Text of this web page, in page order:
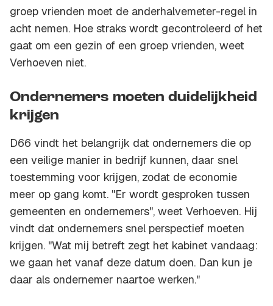
groep vrienden moet de anderhalvemeter-regel in
acht nemen. Hoe straks wordt gecontroleerd of het
gaat om een gezin of een groep vrienden, weet
Verhoeven niet.
Ondernemers moeten duidelijkheid
krijgen
D66 vindt het belangrijk dat ondernemers die op
een veilige manier in bedrijf kunnen, daar snel
toestemming voor krijgen, zodat de economie
meer op gang komt. "Er wordt gesproken tussen
gemeenten en ondernemers", weet Verhoeven. Hij
vindt dat ondernemers snel perspectief moeten
krijgen. "Wat mij betreft zegt het kabinet vandaag:
we gaan het vanaf deze datum doen. Dan kun je
daar als ondernemer naartoe werken."